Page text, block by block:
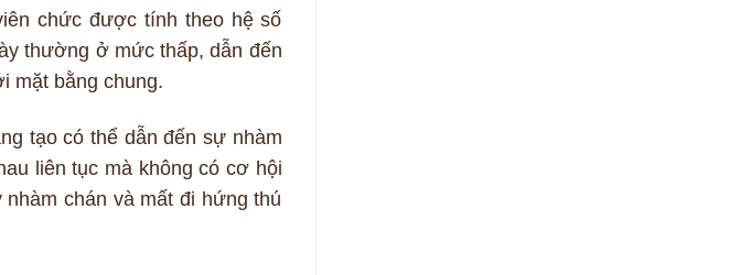
chức được tính theo hệ số
thường ở mức thấp, dẫn đến
mặt bằng chung.
tạo có thể dẫn đến sự nhàm
liên tục mà không có cơ hội
chán và mất đi hứng thú